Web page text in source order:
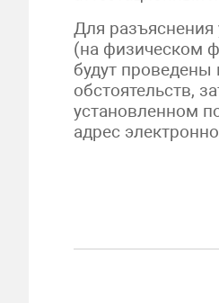
Для разъяснения
(на физическом
будут проведены
обстоятельств,
установленном
адрес